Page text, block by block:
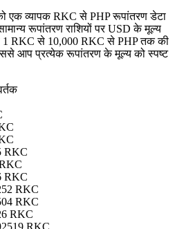
एक व्यापक RKC से PHP रूपांतरण डेटा
सामान्य रूपांतरण राशियों पर USD के मूल्य
1 RKC से 10,000 RKC से PHP तक की
आप प्रत्येक रूपांतरण के मूल्य को स्पष्ट
RKC
RKC
RKC
RKC
RKC